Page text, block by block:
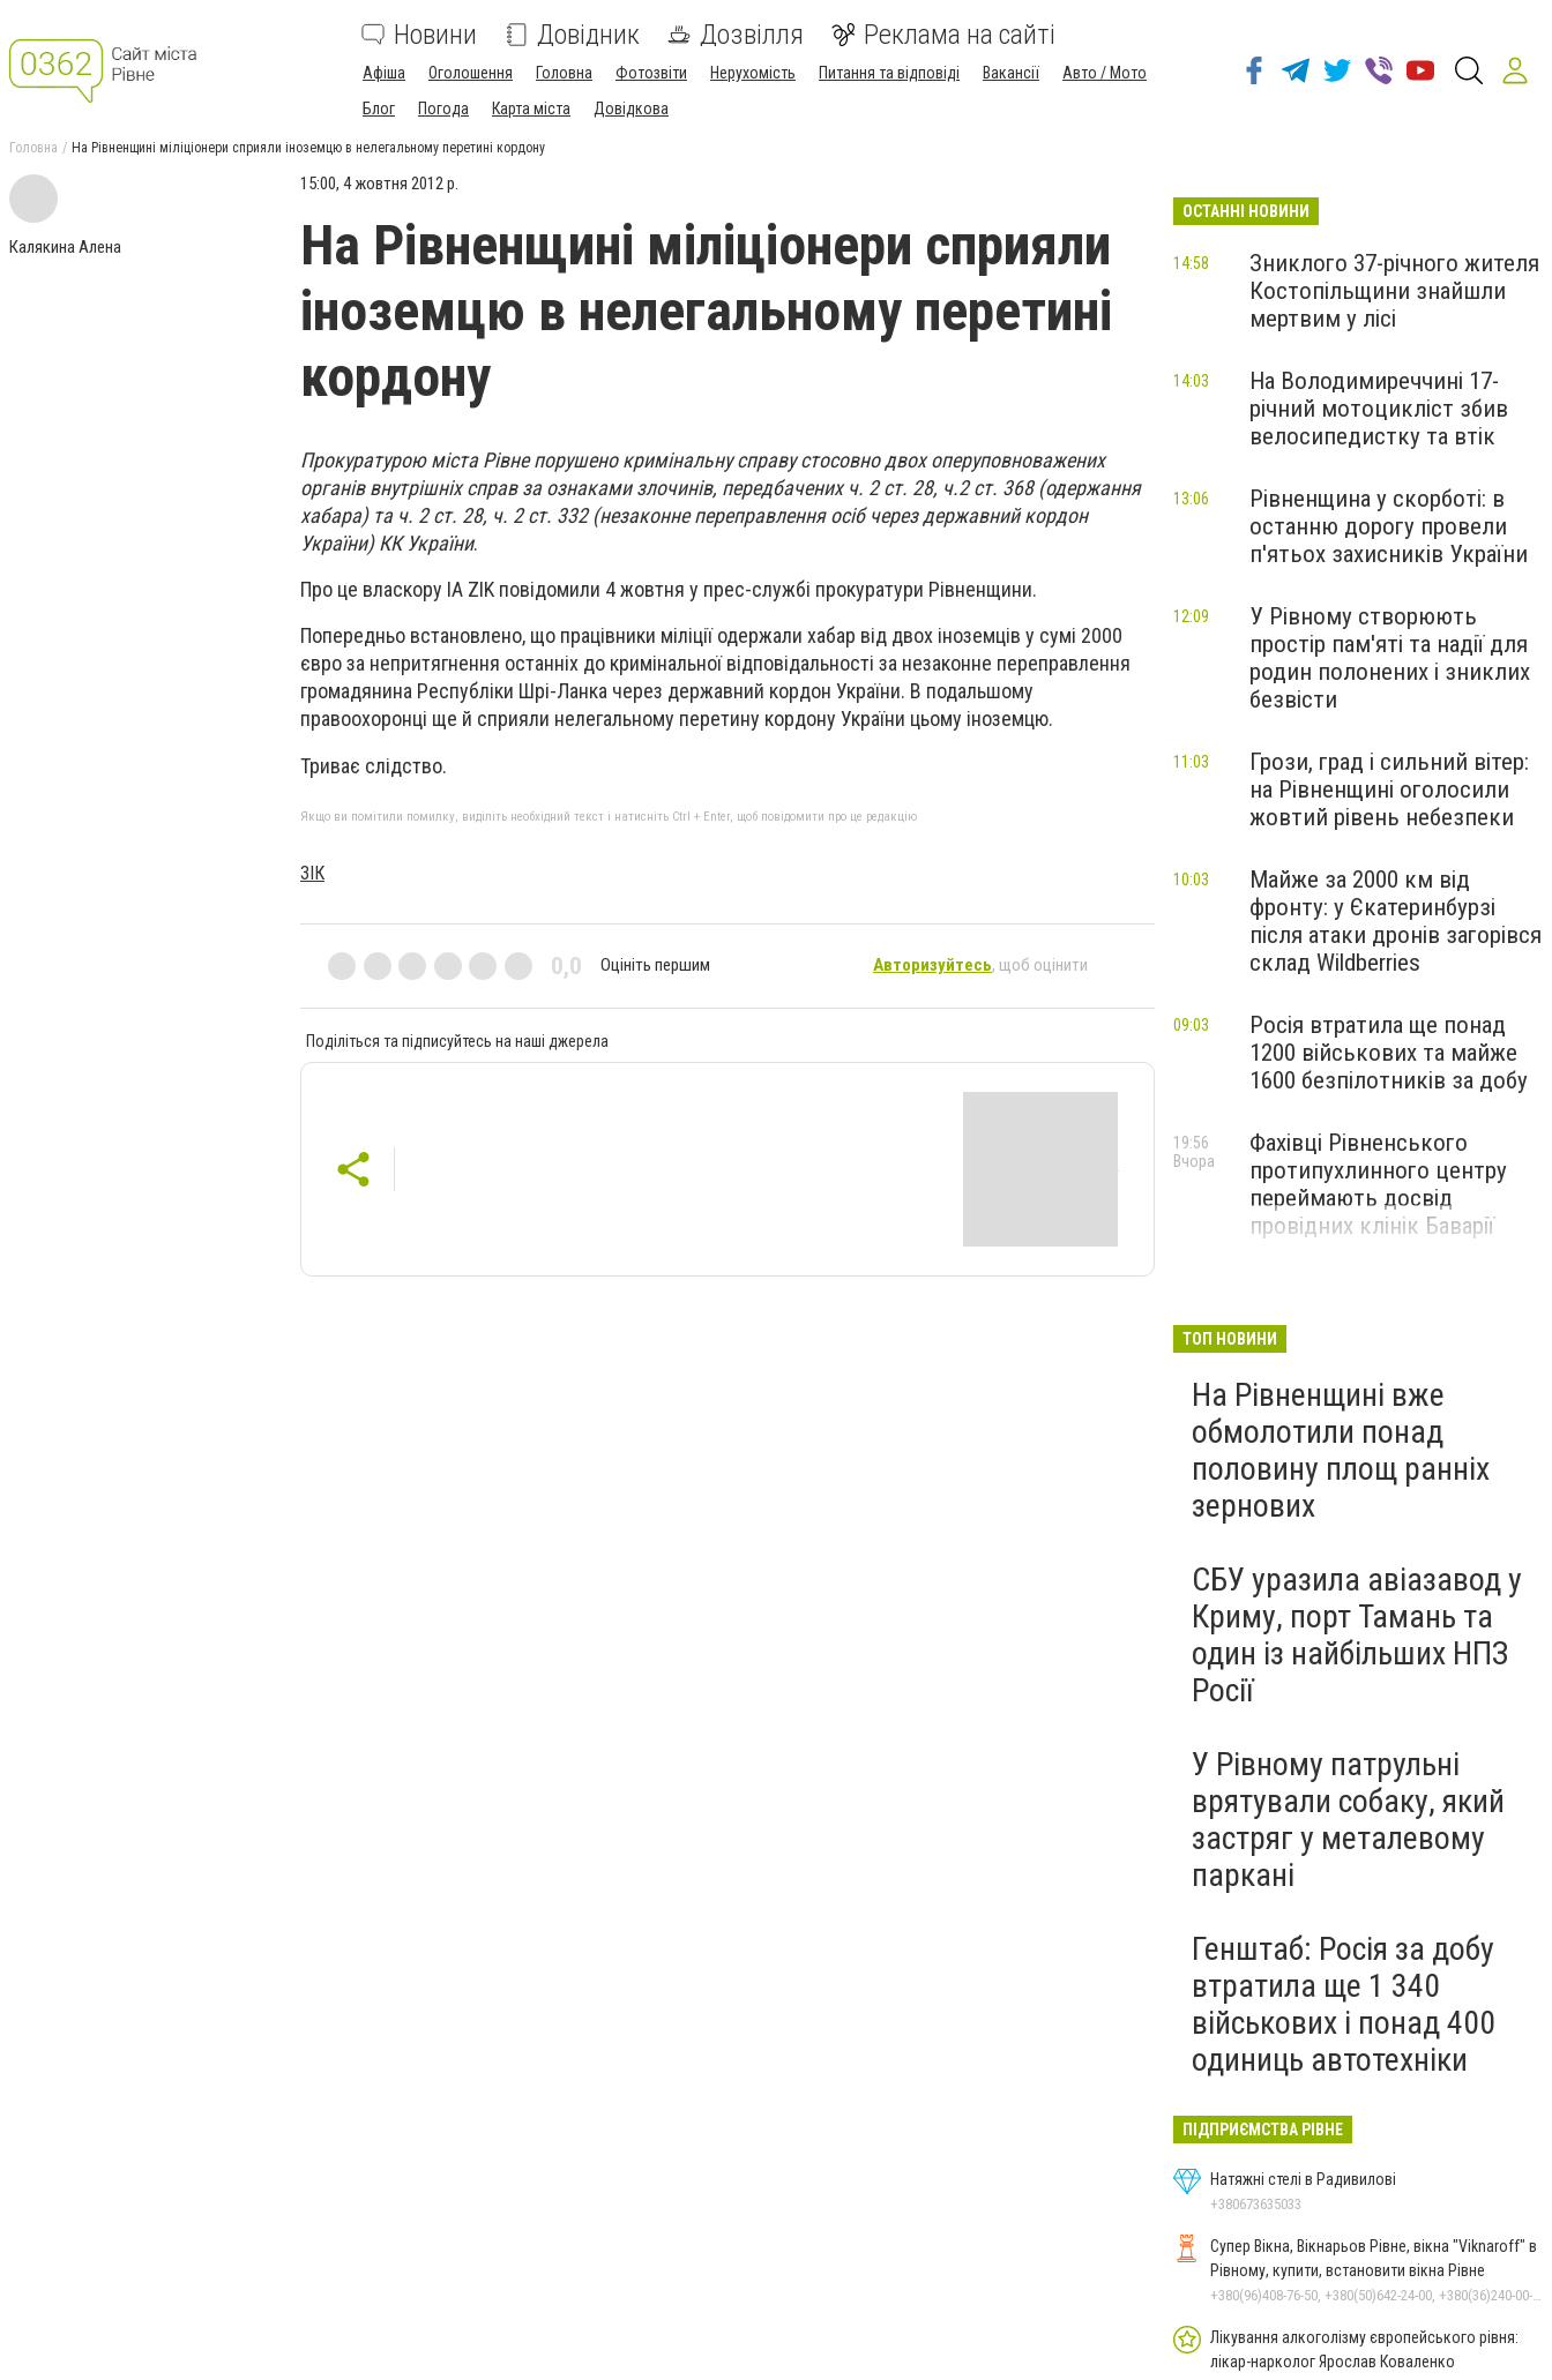
Новини Довідник Дозвілля Реклама на сайті
Афіша Оголошення Головна Фотозвіти Нерухомість Питання та відповіді Вакансії
Авто / Мото
Блог
Погода Карта міста Довідкова
Головна На Рівненщині міліціонери сприяли іноземцю в нелегальному перетині кордону
Калякина Алена
15:00, 4 жовтня 2012 р.
На Рівненщині міліціонери сприяли
іноземцю в нелегальному перетині
кордону
Прокуратурою міста Рівне порушено кримінальну справу стосовно двох оперуповноважених
органів внутрішніх справ за ознаками злочинів, передбачених ч. 2 ст. 28, ч.2 ст. 368 (одержання
хабара) та ч. 2 ст. 28, ч. 2 ст. 332 (незаконне переправлення осіб через державний кордон
України) КК України.
Про це власкору IA ZIK повідомили 4 жовтня у прес-службі прокуратури Рівненщини.
Попередньо встановлено, що працівники міліції одержали хабар від двох іноземців у сумі 2000
євро за непритягнення останніх до кримінальної відповідальності за незаконне переправлення
громадянина Республіки Шрі-Ланка через державний кордон України. В подальшому
правоохоронці ще й сприяли нелегальному перетину кордону України цьому іноземцю.
Триває слідство.
Якщо ви помітили помилку, виділіть необхідний текст і натисніть Ctrl + Enter, щоб повідомити про це редакцію
ЗІК
0,0 Оцініть першим Авторизуйтесь, щоб оцінити
Поділіться та підписуйтесь на наші джерела
ОСТАННІ НОВИНИ
Зниклого 37-річного жителя
Костопільщини знайшли
мертвим у лісі
14:58
На Володимиреччині 17-
річний мотоцикліст збив
велосипедистку та втік
14:03
Рівненщина у скорботі: в
останню дорогу провели
п'ятьох захисників України
13:06
У Рівному створюють
простір пам'яті та надії для
родин полонених і зниклих
безвісти
12:09
Грози, град і сильний вітер:
на Рівненщині оголосили
жовтий рівень небезпеки
11:03
Майже за 2000 км від
фронту: у Єкатеринбурзі
після атаки дронів загорівся
склад Wildberries
10:03
Росія втратила ще понад
1200 військових та майже
1600 безпілотників за добу
09:03
Фахівці Рівненського
протипухлинного центру
переймають досвід
провідних клінік Баварії
19:56
Вчора
ТОП НОВИНИ
На Рівненщині вже
обмолотили понад
половину площ ранніх
зернових
СБУ уразила авіазавод у
Криму, порт Тамань та
один із найбільших НПЗ
Росії
У Рівному патрульні
врятували собаку, який
застряг у металевому
паркані
Генштаб: Росія за добу
втратила ще 1 340
військових і понад 400
одиниць автотехніки
ПІДПРИЄМСТВА РІВНЕ
Натяжні стелі в Радивилові
+380673635033
Супер Вікна, Вікнарьов Рівне, вікна "Viknaroff" в
Рівному, купити, встановити вікна Рівне
+380(96)408-76-50, +380(50)642-24-00, +380(36)240-00-23, +380(98)705-00-23
Лікування алкоголізму європейського рівня:
лікар-нарколог Ярослав Коваленко